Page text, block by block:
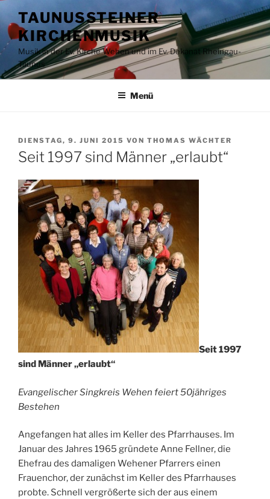
Inhalt
springen
TAUNUSSTEINER
KIRCHENMUSIK
Musik in der Ev. Kirche Wehen und im Ev. Dekanat Rheingau-
Taunus
Menü
VERÖFFENTLICHT
AM
DIENSTAG, 9. JUNI 2015 VON THOMAS WÄCHTER
Seit 1997 sind Männer „erlaubt“
Seit 1997
sind Männer „erlaubt“
Evangelischer Singkreis Wehen feiert 50jähriges
Bestehen
Angefangen hat alles im Keller des Pfarrhauses. Im
Januar des Jahres 1965 gründete Anne Fellner, die
Ehefrau des damaligen Wehener Pfarrers einen
Frauenchor, der zunächst im Keller des Pfarrhauses
probte. Schnell vergrößerte sich der aus einem